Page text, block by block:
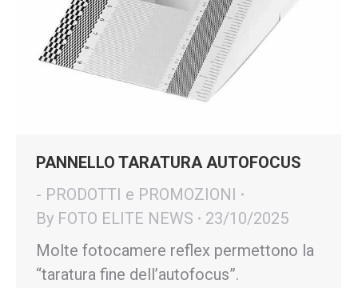
PANNELLO TARATURA AUTOFOCUS
- PRODOTTI e PROMOZIONI
By FOTO ELITE NEWS
23/10/2025
Molte fotocamere reflex permettono la
“taratura fine dell’autofocus”.